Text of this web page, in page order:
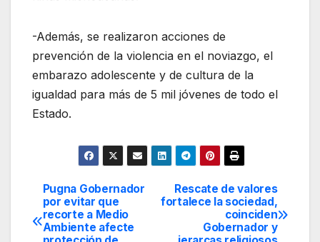
-Además, se realizaron acciones de
prevención de la violencia en el noviazgo, el
embarazo adolescente y de cultura de la
igualdad para más de 5 mil jóvenes de todo el
Estado.
Navegación
de
Rescate de valores
fortalece la sociedad,
coinciden
Gobernador y
Pugna Gobernador
por evitar que
recorte a Medio
Ambiente afecte